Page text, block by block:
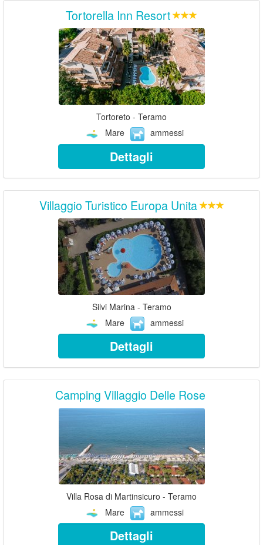
Tortorella Inn Resort
Tortoreto - Teramo
Mare
ammessi
Dettagli
Villaggio Turistico Europa Unita
Silvi Marina - Teramo
Mare
ammessi
Dettagli
Camping Villaggio Delle Rose
Villa Rosa di Martinsicuro - Teramo
Mare
ammessi
Dettagli